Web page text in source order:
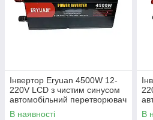
Інвертор Eryuan 4500W 12-
220V LCD з чистим синусом
автомобільний перетворювач
напруги для котла
В наявності В